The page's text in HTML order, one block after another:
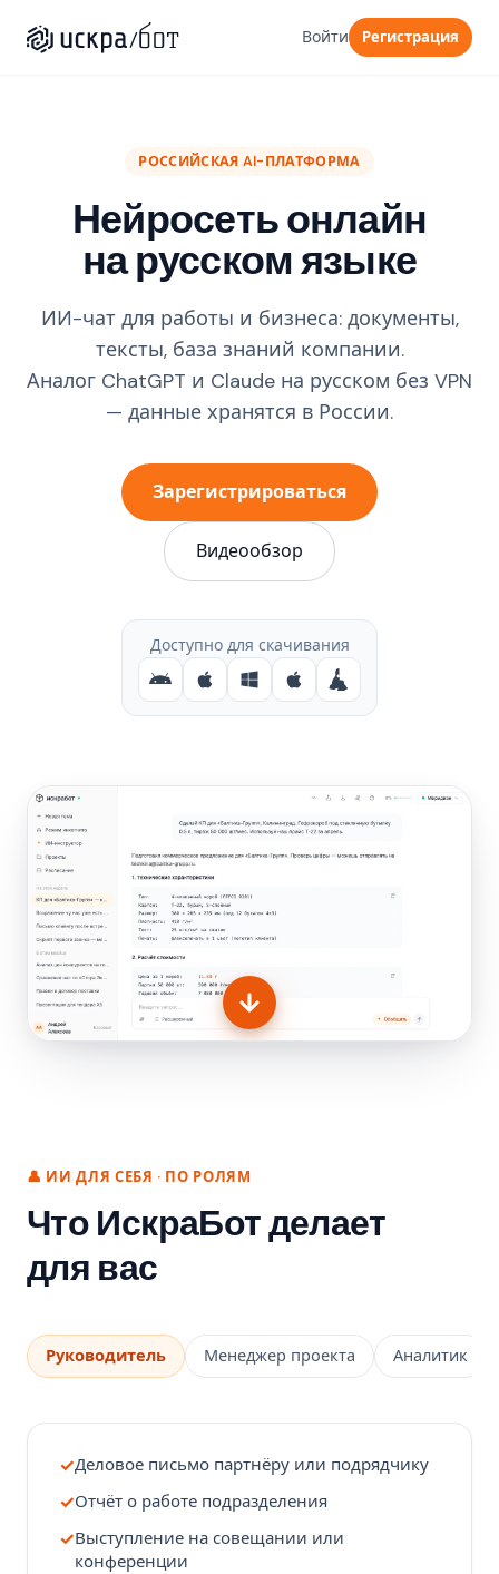
Войти Регистрация
РОССИЙСКАЯ AI-ПЛАТФОРМА
Нейросеть онлайн
на русском языке
ИИ-чат для работы и бизнеса: документы,
тексты, база знаний компании.
Аналог ChatGPT и Claude на русском без VPN
— данные хранятся в России.
Зарегистрироваться
Видеообзор
Доступно для скачивания
👤 ИИ ДЛЯ СЕБЯ · ПО РОЛЯМ
Что ИскраБот делает
для вас
Руководитель Менеджер проекта Аналитик
Деловое письмо партнёру или подрядчику
Отчёт о работе подразделения
Выступление на совещании или
конференции